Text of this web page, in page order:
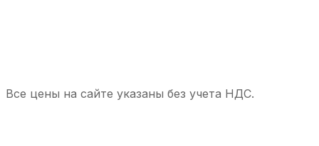
Все цены на сайте указаны без учета НДС.